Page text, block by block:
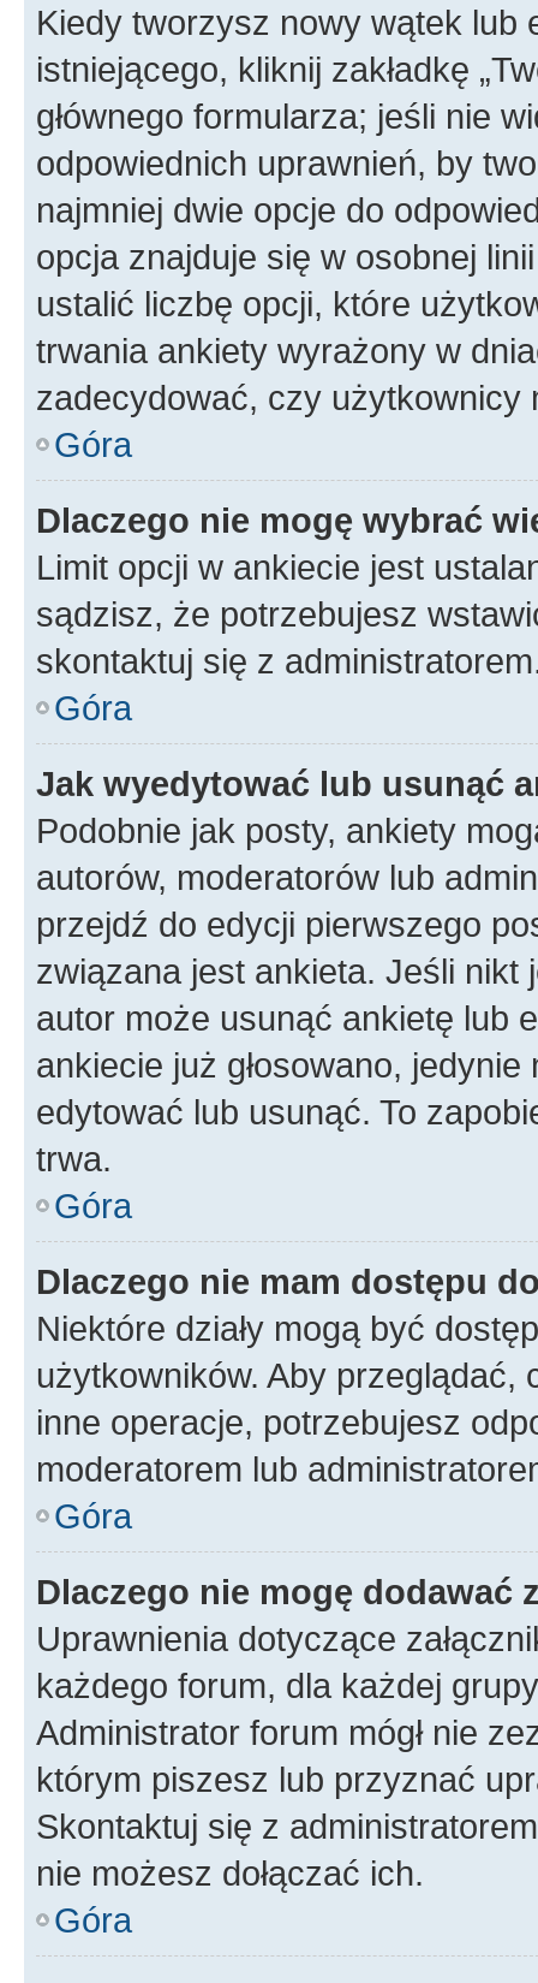
Kiedy tworzysz nowy wątek lub
istniejącego, kliknij zakładkę
głównego formularza; jeśli nie
odpowiednich uprawnień, by
najmniej dwie opcje do
opcja znajduje się w osobnej
ustalić liczbę opcji, które
trwania ankiety wyrażony w
zadecydować, czy użytkownicy
Góra
Dlaczego nie mogę wybrać
Limit opcji w ankiecie jest
sądzisz, że potrzebujesz
skontaktuj się z
Góra
Jak wyedytować lub usunąć
Podobnie jak posty, ankiety
autorów, moderatorów lub
przejdź do edycji pierwszego
związana jest ankieta. Jeśli nikt
autor może usunąć ankietę lub
ankiecie już głosowano,
edytować lub usunąć. To
trwa.
Góra
Dlaczego nie mam dostępu
Niektóre działy mogą być
użytkowników. Aby
inne operacje, potrzebujesz
moderatorem lub
Góra
Dlaczego nie mogę dodawać
Uprawnienia dotyczące
każdego forum, dla każdej
Administrator forum mógł nie
którym piszesz lub przyznać
Skontaktuj się z
nie możesz dołączać ich.
Góra